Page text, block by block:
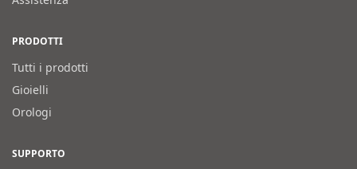
PRODOTTI
Tutti i prodotti
Gioielli
Orologi
SUPPORTO